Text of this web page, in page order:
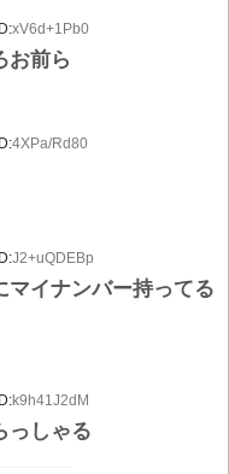
ID:xV6d+1Pb0
お前ら
ID:4XPa/Rd80
ID:J2+uQDEBp
マイナンバー持ってる
ID:k9h41J2dM
っしゃる